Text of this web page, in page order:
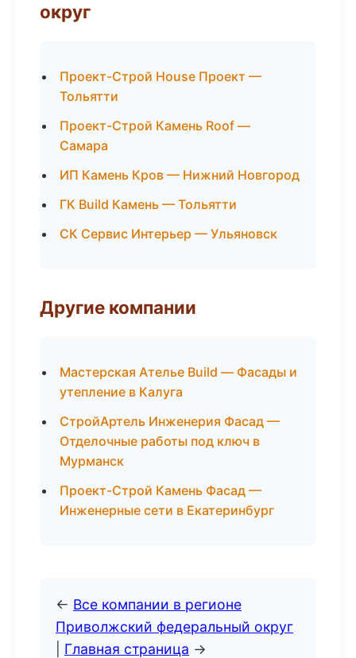
округ
Проект-Строй House Проект —
Тольятти
Проект-Строй Камень Roof —
Самара
ИП Камень Кров — Нижний Новгород
ГК Build Камень — Тольятти
СК Сервис Интерьер — Ульяновск
Другие компании
Мастерская Ателье Build — Фасады и
утепление в Калуга
СтройАртель Инженерия Фасад —
Отделочные работы под ключ в
Мурманск
Проект-Строй Камень Фасад —
Инженерные сети в Екатеринбург
← Все компании в регионе
Приволжский федеральный округ
Главная страница →